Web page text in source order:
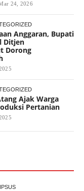
24, 2026
Anggaran, Bupati
Ditjen
Dorong
Ajak Warga
Pertanian